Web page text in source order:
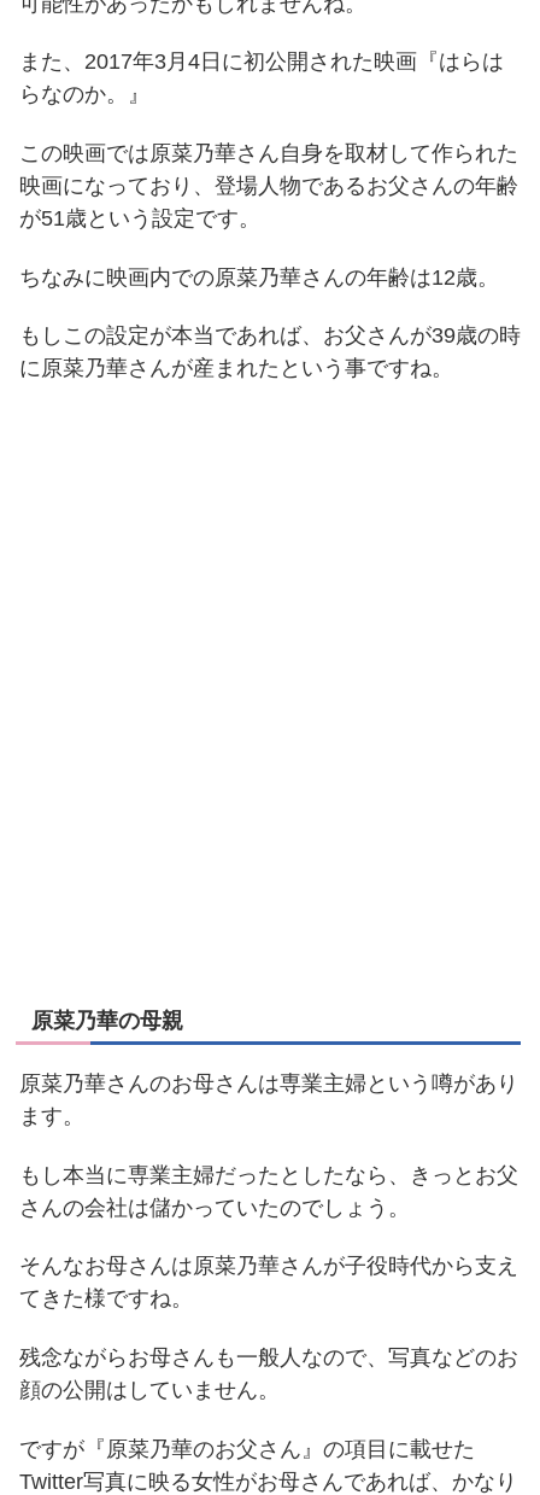
また、2017年3月4日に初公開された映画『はらは
らなのか。』
この映画では原菜乃華さん自身を取材して作られた
映画になっており、登場人物であるお父さんの年齢
が51歳という設定です。
ちなみに映画内での原菜乃華さんの年齢は12歳。
もしこの設定が本当であれば、お父さんが39歳の時
に原菜乃華さんが産まれたという事ですね。
原菜乃華の母親
原菜乃華さんのお母さんは専業主婦という噂があり
ます。
もし本当に専業主婦だったとしたなら、きっとお父
さんの会社は儲かっていたのでしょう。
そんなお母さんは原菜乃華さんが子役時代から支え
てきた様ですね。
残念ながらお母さんも一般人なので、写真などのお
顔の公開はしていません。
ですが『原菜乃華のお父さん』の項目に載せた
Twitter写真に映る女性がお母さんであれば、かなり